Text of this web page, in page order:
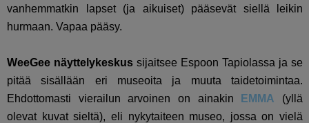
vanhemmatkin lapset (ja aikuiset) pääsevät siellä leikin
hurmaan. Vapaa pääsy.
WeeGee näyttelykeskus sijaitsee Espoon Tapiolassa ja se
pitää sisällään eri museoita ja muuta taidetoimintaa.
Ehdottomasti vierailun arvoinen on ainakin
EMMA (yllä
olevat kuvat sieltä), eli nykytaiteen museo, jossa on vielä